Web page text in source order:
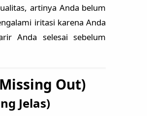
artinya Anda belum
iritasi karena Anda
Anda selesai sebelum
Out)
Jelas)